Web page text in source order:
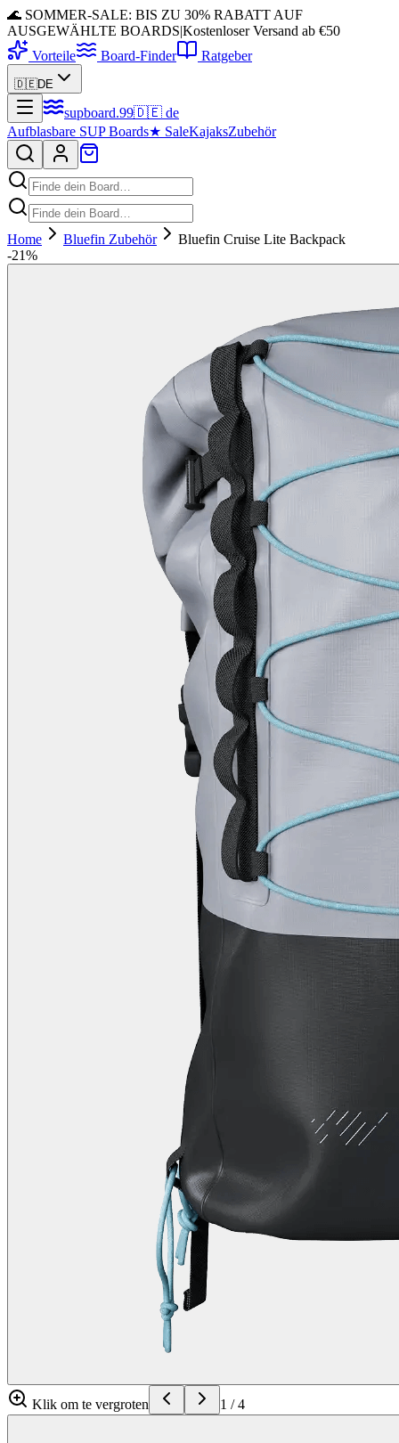
🌊 SOMMER-SALE: BIS ZU 30% RABATT AUF
AUSGEWÄHLTE BOARDS|Kostenloser Versand ab €50
Vorteile
Board-Finder Ratgeber
🇩🇪DE
supboard.99🇩🇪 de
Aufblasbare SUP Boards★ SaleKajaksZubehör
Home Bluefin Zubehör
Bluefin Cruise Lite Backpack
-21%
Klik om te vergroten 1 /4